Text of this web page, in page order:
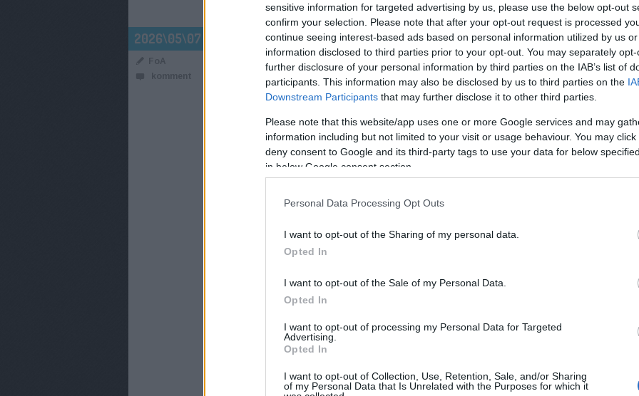
sensitive information for targeted advertising by us, please use the below opt-out
confirm your selection. Please note that after your opt-out request is processed
continue seeing interest-based ads based on personal information utilized by us
information disclosed to third parties prior to your opt-out. You may separately
further disclosure of your personal information by third parties on the IAB’s list of
participants. This information may also be disclosed by us to third parties on the
Downstream Participants that may further disclose it to other third parties.
Please note that this website/app uses one or more Google services and may
information including but not limited to your visit or usage behaviour. You may
deny consent to Google and its third-party tags to use your data for below
in below Google consent section.
Personal Data Processing Opt Outs
I want to opt-out of the Sharing of my personal data.
Opted In
I want to opt-out of the Sale of my Personal Data.
Opted In
I want to opt-out of processing my Personal Data for Targeted
Advertising.
Opted In
I want to opt-out of Collection, Use, Retention, Sale, and/or Sharing
of my Personal Data that Is Unrelated with the Purposes for which it
2026\05\07
FoA
komment
29 ÉV UTÁN MEGSZŰNIK A TÉNYEK A TV2-N
Egy korszak véget ér.
TOVÁBB OLVASOM